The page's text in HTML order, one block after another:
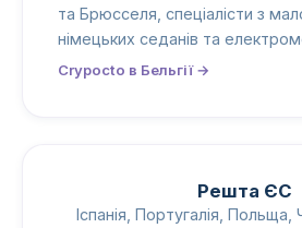
та Брюсселя, спеціалісти з
німецьких седанів та
Crypocto в Бельгії →
Решта ЄС
Іспанія, Португалія, Польща,